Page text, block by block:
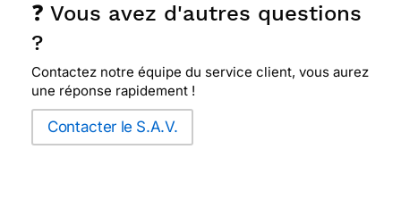
❓ Vous avez d'autres questions
?
Contactez notre équipe du service client, vous aurez
une réponse rapidement !
Contacter le S.A.V.